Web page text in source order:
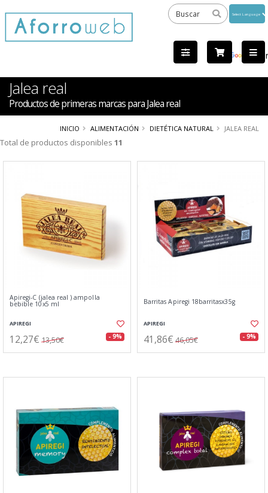
by
Jalea real
Productos de primeras marcas para Jalea real
INICIO ALIMENTACIÓN DIETÉTICA NATURAL JALEA REAL
Total de productos disponibles 11
Apiregi-C (jalea real ) ampolla
bebible 10x5 ml
APIREGI
12,27€ 13,50€ - 9%
Barritas Apiregi 18barritasx35g
APIREGI
41,86€ 46,05€ - 9%